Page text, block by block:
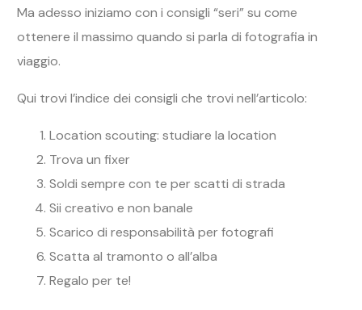
Ma adesso iniziamo con i consigli “seri” su come
ottenere il massimo quando si parla di fotografia in
viaggio.
Qui trovi l’indice dei consigli che trovi nell’articolo:
Location scouting: studiare la location
Trova un fixer
Soldi sempre con te per scatti di strada
Sii creativo e non banale
Scarico di responsabilità per fotografi
Scatta al tramonto o all’alba
Regalo per te!